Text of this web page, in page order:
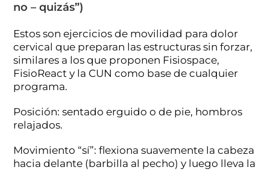
no – quizás”)
Estos son ejercicios de movilidad para dolor
cervical que preparan las estructuras sin forzar,
similares a los que proponen Fisiospace,
FisioReact y la CUN como base de cualquier
programa.
Posición: sentado erguido o de pie, hombros
relajados.
Movimiento “sí”: flexiona suavemente la cabeza
hacia delante (barbilla al pecho) y luego lleva la